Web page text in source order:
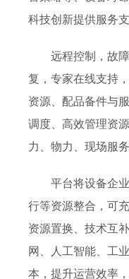
科技创新提供服务支
远程控制，故
复，专家在线支持
资源、配品备件与
调度、高效管理资
力、物力、现场服务
平台将设备企
行等资源整合，可
资源置换、技术互
网、人工智能、工
本，提升运营效率